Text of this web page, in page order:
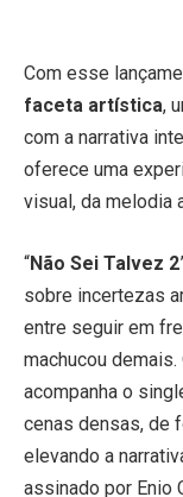
Com esse
faceta artística,
com a narrativa
oferece uma
visual, da melodia
“Não Sei Talvez 2
sobre incertezas
entre seguir em
machucou
acompanha o
cenas densas, de
elevando a
assinado por Enio